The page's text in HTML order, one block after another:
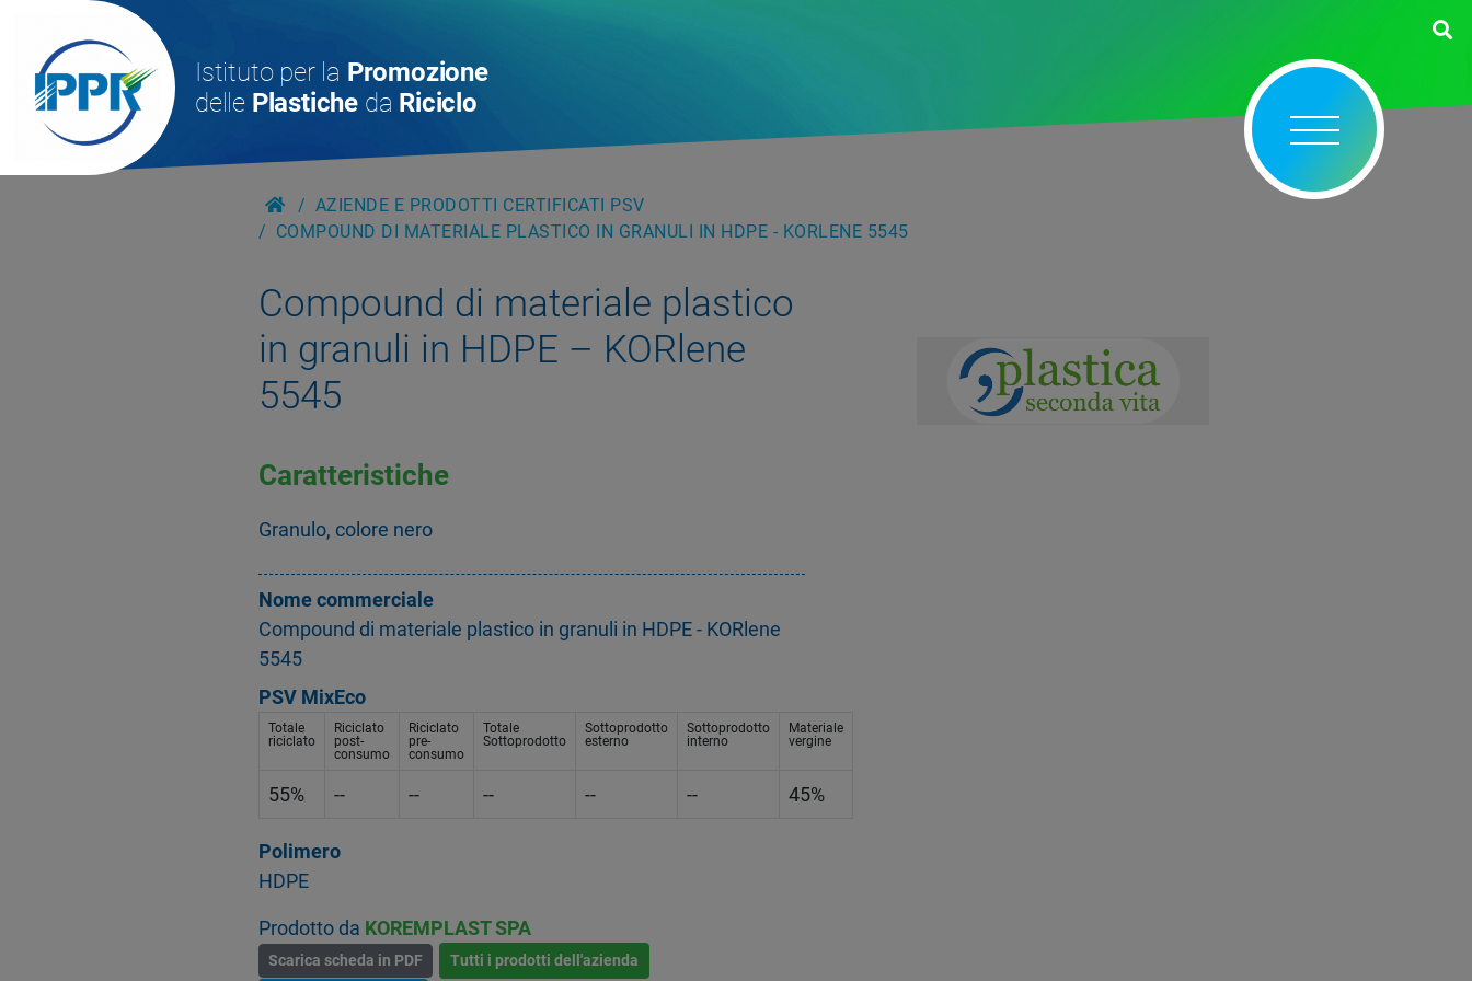
Istituto per la Promozione
delle Plastiche da Riciclo
AZIENDE E PRODOTTI CERTIFICATI PSV
COMPOUND DI MATERIALE PLASTICO IN GRANULI IN HDPE - KORLENE 5545
Compound di materiale plastico
in granuli in HDPE – KORlene
5545
Caratteristiche
Granulo, colore nero
Nome commerciale
Compound di materiale plastico in granuli in HDPE - KORlene
5545
PSV MixEco
Totale
riciclato
Riciclato
post-
consumo
Riciclato
pre-
consumo
Totale
Sottoprodotto
Sottoprodotto
esterno
Sottoprodotto
interno
Materiale
vergine
55% -- -- -- -- -- 45%
Polimero
HDPE
Prodotto da KOREMPLAST SPA
Scarica scheda in PDF Tutti i prodotti dell'azienda